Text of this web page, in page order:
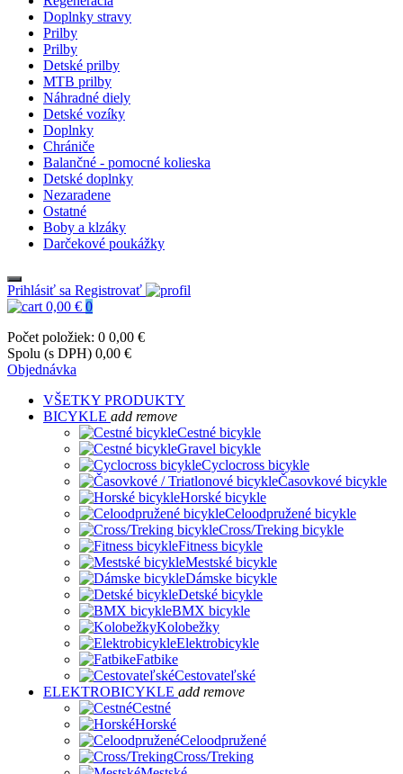
Doplnky stravy
Prilby
Prilby
Detské prilby
MTB prilby
Náhradné diely
Detské vozíky
Doplnky
Chrániče
Balančné - pomocné kolieska
Detské doplnky
Nezaradene
Ostatné
Boby a klzáky
Darčekové poukážky
Prihlásiť sa Registrovať
0,00 € 0
Počet položiek: 0 0,00 €
Spolu (s DPH) 0,00 €
Objednávka
VŠETKY PRODUKTY
BICYKLE add remove
Cestné bicykle
Gravel bicykle
Cyclocross bicykle
Časovkové bicykle
Horské bicykle
Celoodpružené bicykle
Cross/Treking bicykle
Fitness bicykle
Mestské bicykle
Dámske bicykle
Detské bicykle
BMX bicykle
Kolobežky
Elektrobicykle
Fatbike
Cestovateľské
ELEKTROBICYKLE add remove
Cestné
Horské
Celoodpružené
Cross/Treking